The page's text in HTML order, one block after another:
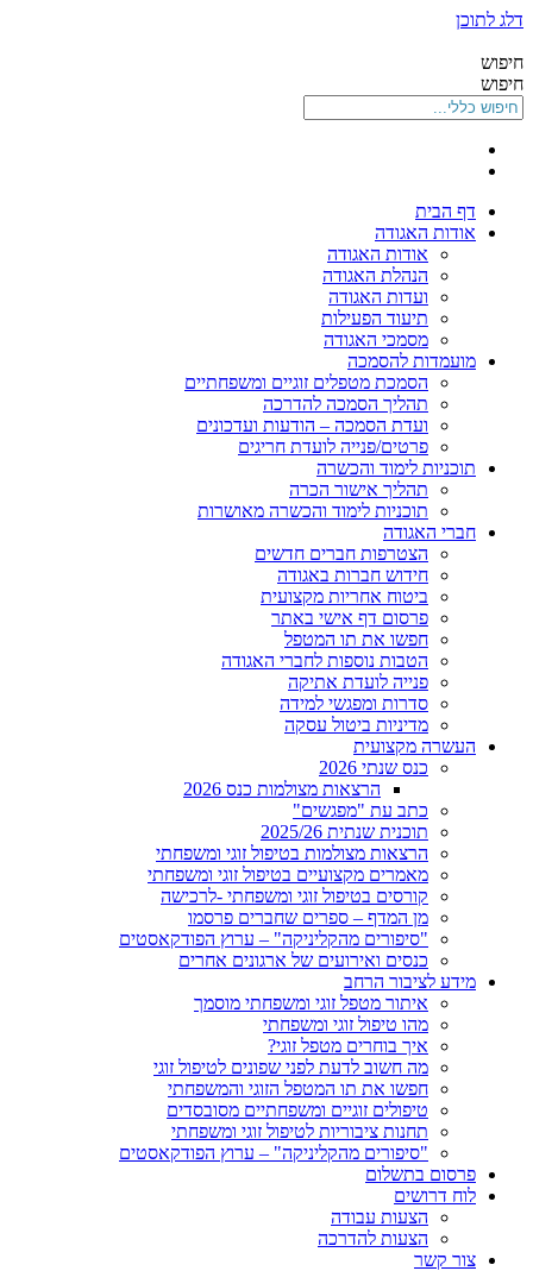
דלג לתוכן
חיפוש
חיפוש
דף הבית
אודות האגודה
אודות האגודה
הנהלת האגודה
ועדות האגודה
תיעוד הפעילות
מסמכי האגודה
מועמדות להסמכה
הסמכת מטפלים זוגיים ומשפחתיים
תהליך הסמכה להדרכה
ועדת הסמכה – הודעות ועדכונים
פרטים/פנייה לועדת חריגים
תוכניות לימוד והכשרה
תהליך אישור הכרה
תוכניות לימוד והכשרה מאושרות
חברי האגודה
הצטרפות חברים חדשים
חידוש חברות באגודה
ביטוח אחריות מקצועית
פרסום דף אישי באתר
חפשו את תו המטפל
הטבות נוספות לחברי האגודה
פנייה לועדת אתיקה
סדרות ומפגשי למידה
מדיניות ביטול עסקה
העשרה מקצועית
כנס שנתי 2026
הרצאות מצולמות כנס 2026
כתב עת "מפגשים"
תוכנית שנתית 2025/26
הרצאות מצולמות בטיפול זוגי ומשפחתי
מאמרים מקצועיים בטיפול זוגי ומשפחתי
קורסים בטיפול זוגי ומשפחתי -לרכישה
מן המדף – ספרים שחברים פרסמו
"סיפורים מהקליניקה" – ערוץ הפודקאסטים
כנסים ואירועים של ארגונים אחרים
מידע לציבור הרחב
איתור מטפל זוגי ומשפחתי מוסמך
מהו טיפול זוגי ומשפחתי
איך בוחרים מטפל זוגי?
מה חשוב לדעת לפני שפונים לטיפול זוגי
חפשו את תו המטפל הזוגי והמשפחתי
טיפולים זוגיים ומשפחתיים מסובסדים
תחנות ציבוריות לטיפול זוגי ומשפחתי
"סיפורים מהקליניקה" – ערוץ הפודקאסטים
פרסום בתשלום
לוח דרושים
הצעות עבודה
הצעות להדרכה
צור קשר